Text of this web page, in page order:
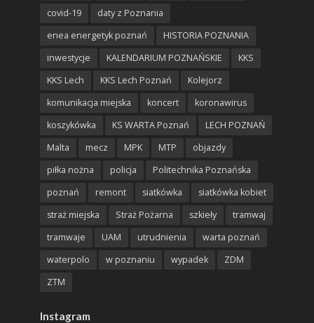
covid-19
daty z Poznania
enea energetyk poznań
HISTORIA POZNANIA
inwestycje
KALENDARIUM POZNAŃSKIE
KKS
KKS Lech
KKS Lech Poznań
Kolejorz
komunikacja miejska
koncert
koronawirus
koszykówka
KS WARTA Poznań
LECH POZNAŃ
Malta
mecz MPK MTP
objazdy
piłka nożna
policja
Politechnika Poznańska
poznań
remont siatkówka
siatkówka kobiet
straż miejska
Straż Pożarna szkieły
tramwaj
tramwaje
UAM utrudnienia
warta poznań
waterpolo
w poznaniu wypadek
ZDM
ZTM
Instagram